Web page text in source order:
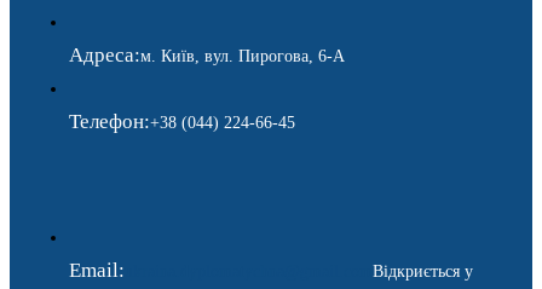
Адреса:м. Київ, вул. Пирогова, 6-А
Телефон:+38 (044) 224-66-45
Email:
Відкриється у